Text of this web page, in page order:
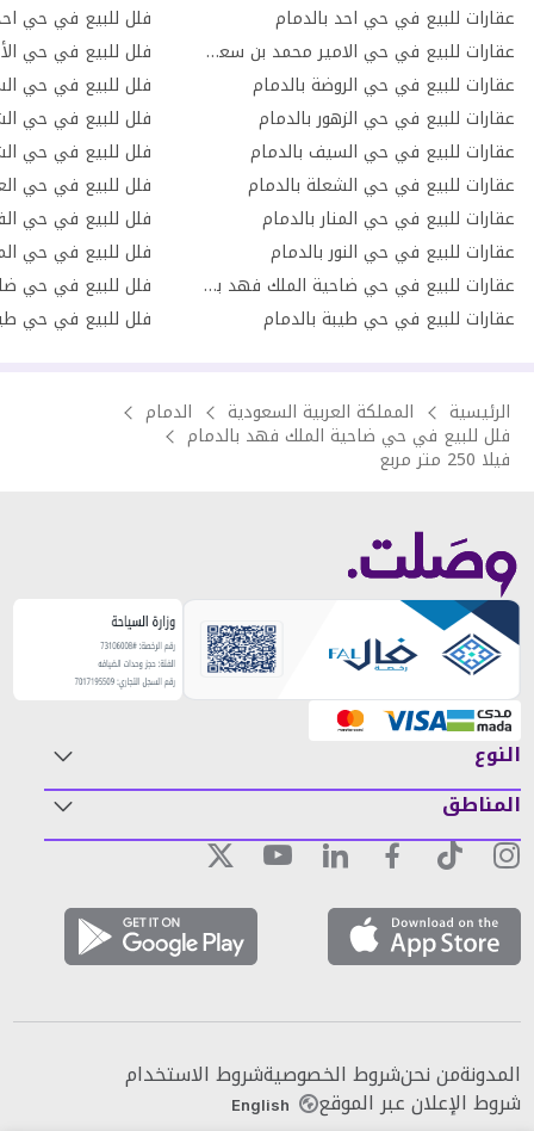
عقارات للبيع في حي احد بالدمام
عقارات للبيع في حي الامير محمد بن سعود بالدمام
عقارات للبيع في حي الروضة بالدمام
عقارات للبيع في حي الزهور بالدمام
عقارات للبيع في حي السيف بالدمام
عقارات للبيع في حي الشعلة بالدمام
عقارات للبيع في حي المنار بالدمام
عقارات للبيع في حي النور بالدمام
عقارات للبيع في حي ضاحية الملك فهد بالدمام
عقارات للبيع في حي طيبة بالدمام
فلل للبيع في حي
فلل للبيع في حي
فلل للبيع في حي
فلل للبيع في حي
فلل للبيع في حي
فلل للبيع في حي
فلل للبيع في حي
فلل للبيع في حي
فلل للبيع في حي
الرئيسية المملكة العربية السعودية الدمام
فلل للبيع في حي ضاحية الملك فهد بالدمام
فيلا 250 متر مربع
النوع
المناطق
المدونةمن نحنشروط الخصوصيةشروط الاستخدام
شروط الإعلان عبر الموقع English